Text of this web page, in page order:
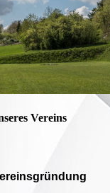
Vereins